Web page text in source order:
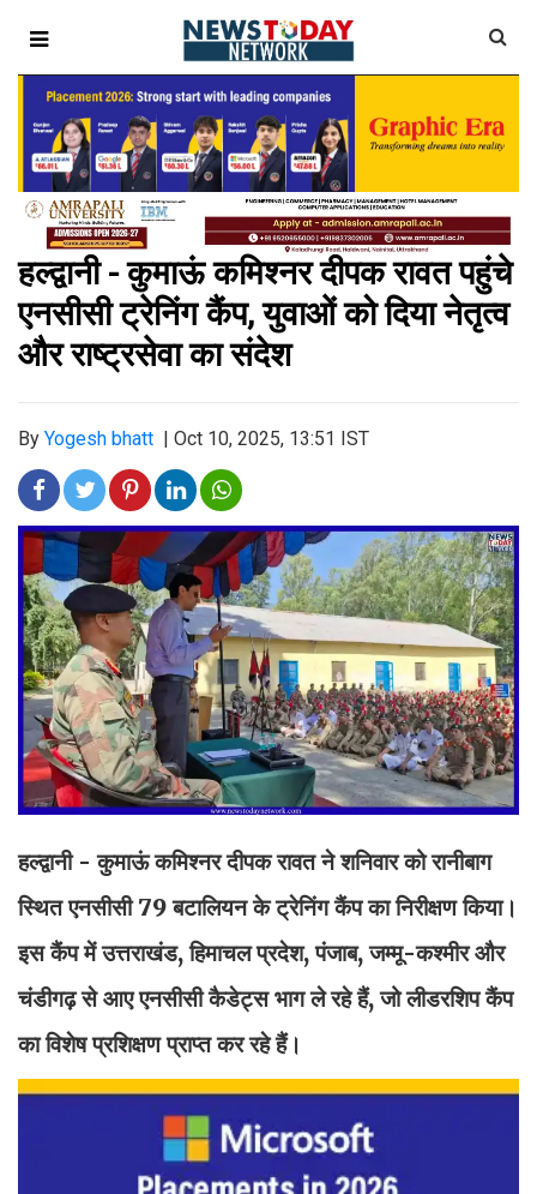
हल्द्वानी - कुमाऊं कमिश्नर दीपक रावत पहुंचे
एनसीसी ट्रेनिंग कैंप, युवाओं को दिया नेतृत्व
और राष्ट्रसेवा का संदेश
By Yogesh bhatt Oct 10, 2025, 13:51 IST
हल्द्वानी - कुमाऊं कमिश्नर दीपक रावत ने शनिवार को रानीबाग
स्थित एनसीसी 79 बटालियन के ट्रेनिंग कैंप का निरीक्षण किया।
इस कैंप में उत्तराखंड, हिमाचल प्रदेश, पंजाब, जम्मू-कश्मीर और
चंडीगढ़ से आए एनसीसी कैडेट्स भाग ले रहे हैं, जो लीडरशिप कैंप
का विशेष प्रशिक्षण प्राप्त कर रहे हैं।